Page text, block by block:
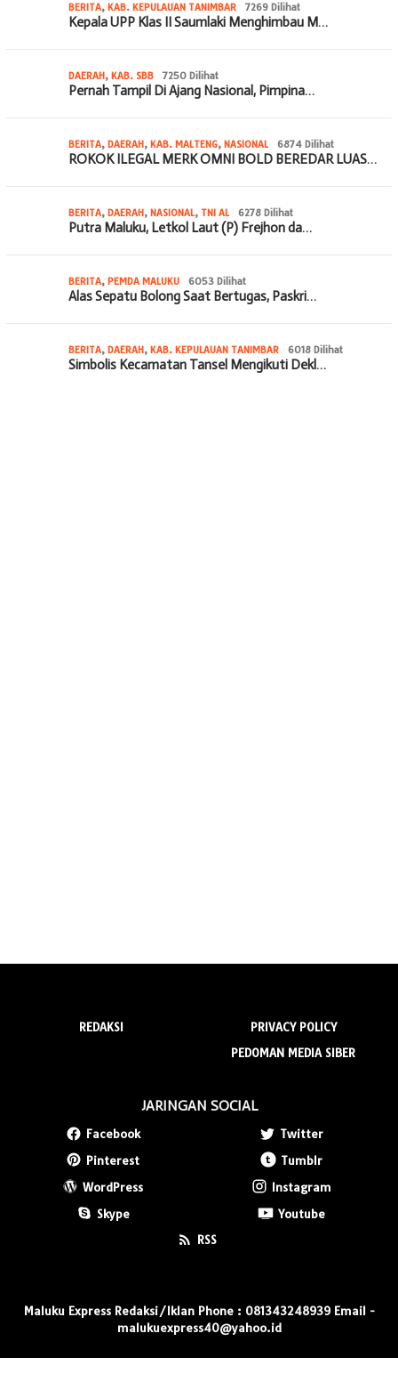
BERITA, KAB. KEPULAUAN TANIMBAR 7269 Dilihat
Kepala UPP Klas II Saumlaki Menghimbau M…
DAERAH, KAB. SBB 7250 Dilihat
Pernah Tampil Di Ajang Nasional, Pimpina…
BERITA, DAERAH, KAB. MALTENG, NASIONAL 6874 Dilihat
ROKOK ILEGAL MERK OMNI BOLD BEREDAR LUAS…
BERITA, DAERAH, NASIONAL, TNI AL 6278 Dilihat
Putra Maluku, Letkol Laut (P) Frejhon da…
BERITA, PEMDA MALUKU 6053 Dilihat
Alas Sepatu Bolong Saat Bertugas, Paskri…
BERITA, DAERAH, KAB. KEPULAUAN TANIMBAR 6018 Dilihat
Simbolis Kecamatan Tansel Mengikuti Dekl…
REDAKSI
PRIVACY POLICY
PEDOMAN MEDIA SIBER
JARINGAN SOCIAL
Facebook
Twitter
Pinterest
Tumblr
WordPress
Instagram
Skype
Youtube
RSS
Maluku Express Redaksi/Iklan Phone : 081343248939 Email -
malukuexpress40@yahoo.id